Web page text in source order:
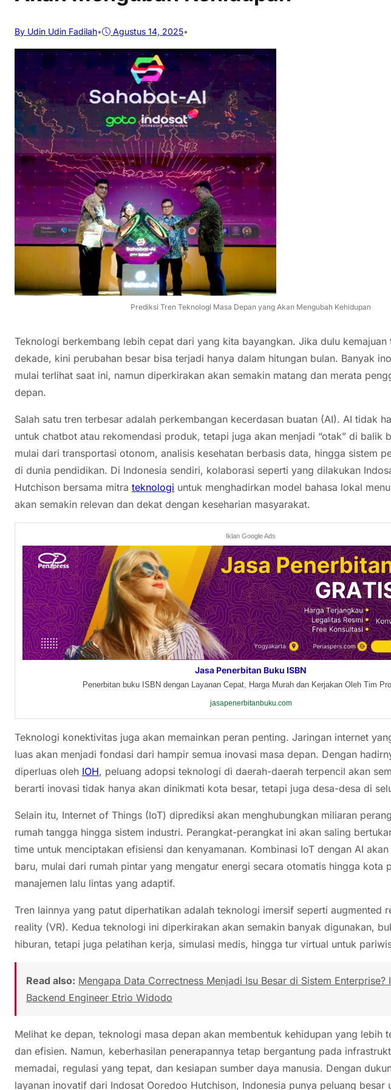
By Udin Udin Fadilah• Agustus 14, 2025•
Prediksi Tren Teknologi Masa Depan yang Akan Mengubah Kehidupan
Teknologi berkembang lebih cepat dari yang kita bayangkan. Jika dulu
dekade, kini perubahan besar bisa terjadi hanya dalam hitungan bulan. Banyak
mulai terlihat saat ini, namun diperkirakan akan semakin matang dan merata
depan.
Salah satu tren terbesar adalah perkembangan kecerdasan buatan (AI). AI tidak
untuk chatbot atau rekomendasi produk, tetapi juga akan menjadi “otak” di balik
mulai dari transportasi otonom, analisis kesehatan berbasis data, hingga sistem
di dunia pendidikan. Di Indonesia sendiri, kolaborasi seperti yang dilakukan
Hutchison bersama mitra teknologi untuk menghadirkan model bahasa lokal
akan semakin relevan dan dekat dengan keseharian masyarakat.
Iklan Google Ads
Jasa Penerbitan Buku ISBN
Penerbitan buku ISBN dengan Layanan Cepat, Harga Murah dan Kerjakan Oleh Tim
jasapenerbitanbuku.com
Teknologi konektivitas juga akan memainkan peran penting. Jaringan internet
luas akan menjadi fondasi dari hampir semua inovasi masa depan. Dengan
diperluas oleh IOH, peluang adopsi teknologi di daerah-daerah terpencil akan
berarti inovasi tidak hanya akan dinikmati kota besar, tetapi juga desa-desa di
Selain itu, Internet of Things (IoT) diprediksi akan menghubungkan miliaran
rumah tangga hingga sistem industri. Perangkat-perangkat ini akan saling
time untuk menciptakan efisiensi dan kenyamanan. Kombinasi IoT dengan AI
baru, mulai dari rumah pintar yang mengatur energi secara otomatis hingga kota
manajemen lalu lintas yang adaptif.
Tren lainnya yang patut diperhatikan adalah teknologi imersif seperti augmented
reality (VR). Kedua teknologi ini diperkirakan akan semakin banyak digunakan,
hiburan, tetapi juga pelatihan kerja, simulasi medis, hingga tur virtual untuk
Read also: Mengapa Data Correctness Menjadi Isu Besar di Sistem Enterprise?
Backend Engineer Etrio Widodo
Melihat ke depan, teknologi masa depan akan membentuk kehidupan yang lebih
dan efisien. Namun, keberhasilan penerapannya tetap bergantung pada
memadai, regulasi yang tepat, dan kesiapan sumber daya manusia. Dengan
layanan inovatif dari Indosat Ooredoo Hutchison, Indonesia punya peluang besar